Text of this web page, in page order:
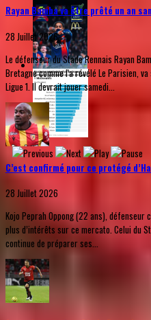
Rayan Bamba va être prêté un an
28 Juillet 2026
Le défenseur du Stade Rennais Rayan
Bretagne comme l'a révélé Le Parisien,
Ligue 1. Il devrait jouer samedi...
C’est confirmé pour ce protégé
28 Juillet 2026
Kojo Peprah Oppong (22 ans), défenseur
plus d’intérêts sur ce mercato. Celui du
continue de préparer ses...